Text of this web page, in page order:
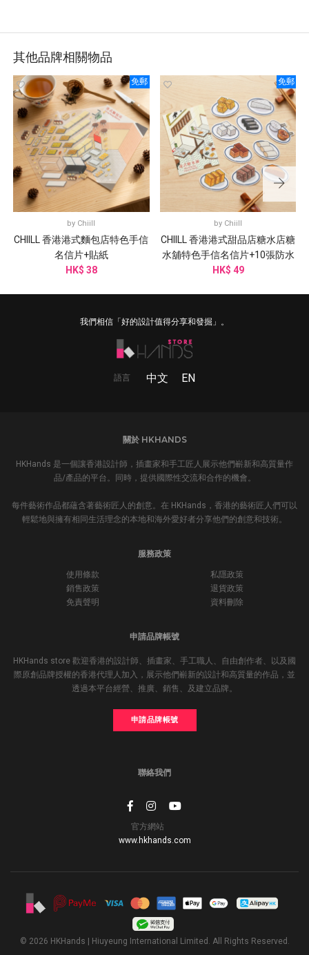
其他品牌相關物品
免郵
by Chiill
CHIILL 香港港式麵包店特色手信
名信片+貼紙
HK$ 38
免郵
by Chiill
CHIILL 香港港式甜品店糖水店糖
水舖特色手信名信片+10張防水
貼紙
HK$ 49
我們相信「好的設計值得分享和發掘」。
語言 中文 EN
關於 HKHANDS
HKHands 是一個讓香港設計師，插畫家和手工匠人展示他們嶄新和高質量作
品/產品的平台。同時，提供國際性交流和合作的機會。
每件藝術作品都蘊含著藝術匠人的創意。在 HKHands，香港的藝術匠人們可以
輕鬆地與擁有相同生活理念的本地和海外愛好者分享他們的創意和技術。
服務政策
使用條款
私隱政策
銷售政策
退貨政策
免責聲明
資料刪除
申請品牌帳號
HKHands store 歡迎香港的設計師、插畫家、手工職人、自由創作者、以及國
際原創品牌授權的香港代理人加入，展示他們嶄新的設計和高質量的作品，並
透過本平台經營、推廣、銷售、及建立品牌。
申請品牌帳號
聯絡我們
官方網站
www.hkhands.com
© 2026 HKHands | Hiuyeung International Limited. All Rights Reserved.